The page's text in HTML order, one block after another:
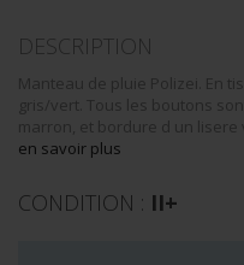
DESCRIPTION
Manteau de pluie Polizei. En
gris/vert. Tous les boutons
marron, et bordure d un lisere
en savoir plus
CONDITION : II+